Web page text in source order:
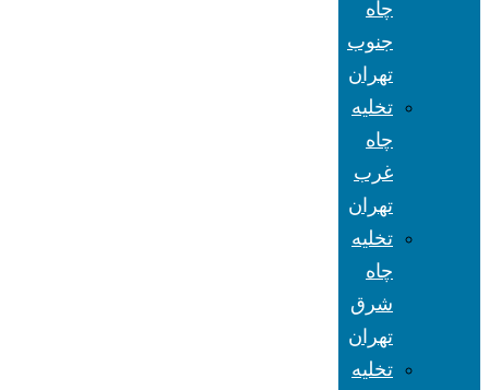
چاه
جنوب
تهران
تخلیه
چاه
غرب
تهران
تخلیه
چاه
شرق
تهران
تخلیه